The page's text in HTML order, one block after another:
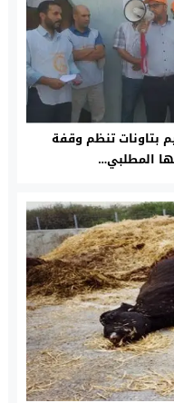
بتاونات تنظم وقفة
المطلبي…